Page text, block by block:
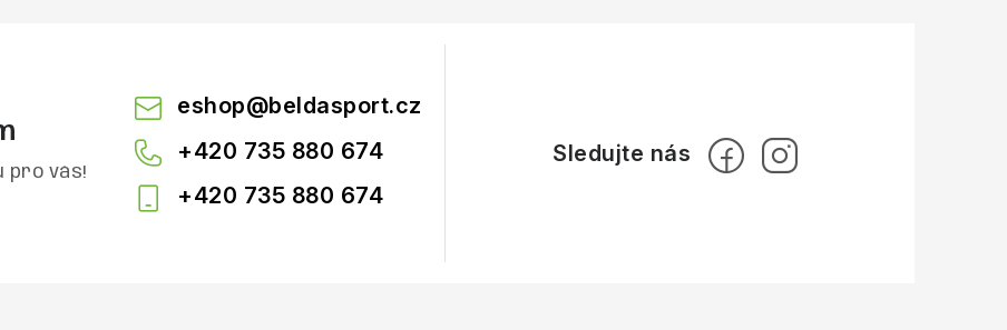
pro vás!
eshop@beldasport.cz
+420 735 880 674
+420 735 880 674